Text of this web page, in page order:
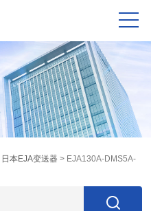
日本EJA变送器 > EJA130A-DMS5A-